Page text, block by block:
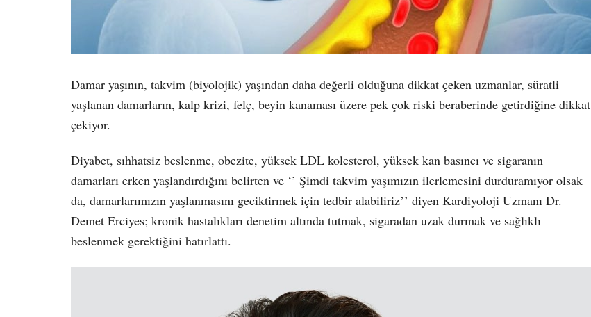
Damar yaşının, takvim (biyolojik) yaşından daha değerli olduğuna dikkat çeken uzmanlar, süratli
yaşlanan damarların, kalp krizi, felç, beyin kanaması üzere pek çok riski beraberinde getirdiğine dikkat
çekiyor.
Diyabet, sıhhatsiz beslenme, obezite, yüksek LDL kolesterol, yüksek kan basıncı ve sigaranın
damarları erken yaşlandırdığını belirten ve ‘’ Şimdi takvim yaşımızın ilerlemesini durduramıyor olsak
da, damarlarımızın yaşlanmasını geciktirmek için tedbir alabiliriz’’ diyen Kardiyoloji Uzmanı Dr.
Demet Erciyes; kronik hastalıkları denetim altında tutmak, sigaradan uzak durmak ve sağlıklı
beslenmek gerektiğini hatırlattı.